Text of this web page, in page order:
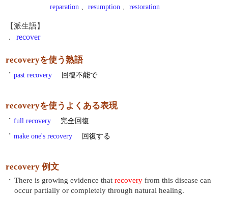
reparation 、 resumption 、 restoration
【派生語】
. recover
recoveryを使う熟語
・ past recovery 回復不能で
recoveryを使うよくある表現
・ full recovery
完全回復
・ make one's recovery 回復する
recovery 例文
・ There is growing evidence that recovery from this disease can
occur partially or completely through natural healing.